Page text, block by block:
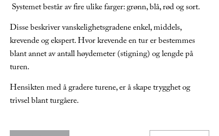
Systemet består av fire ulike farger: grønn, blå, rød og sort.
Disse beskriver vanskelighetsgradene enkel, middels,
krevende og ekspert. Hvor krevende en tur er bestemmes
blant annet av antall høydemeter (stigning) og lengde på
turen.
Hensikten med å gradere turene, er å skape trygghet og
trivsel blant turgåere.